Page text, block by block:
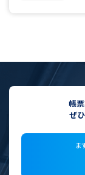
帳
ぜ
ま